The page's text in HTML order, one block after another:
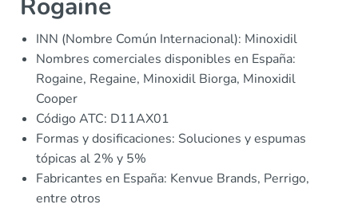
INN (Nombre Común Internacional): Minoxidil
Nombres comerciales disponibles en España:
Rogaine, Regaine, Minoxidil Biorga, Minoxidil
Cooper
Código ATC: D11AX01
Formas y dosificaciones: Soluciones y espumas
tópicas al 2% y 5%
Fabricantes en España: Kenvue Brands, Perrigo,
entre otros